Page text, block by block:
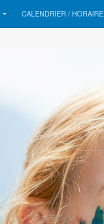
CALENDRIER / HORAIRE